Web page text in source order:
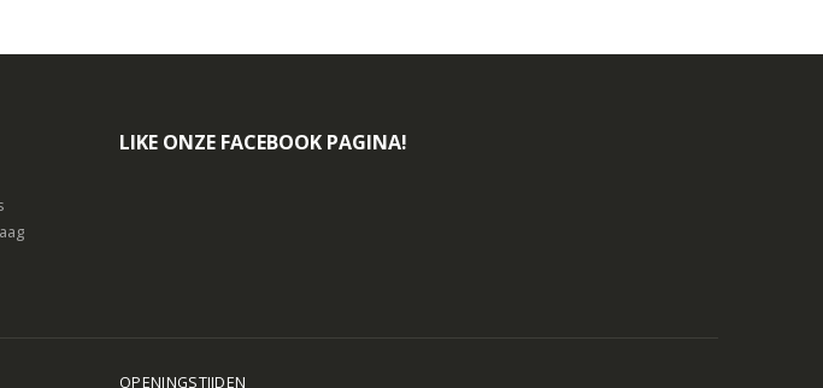
LIKE ONZE FACEBOOK PAGINA!
OPENINGSTIJDEN